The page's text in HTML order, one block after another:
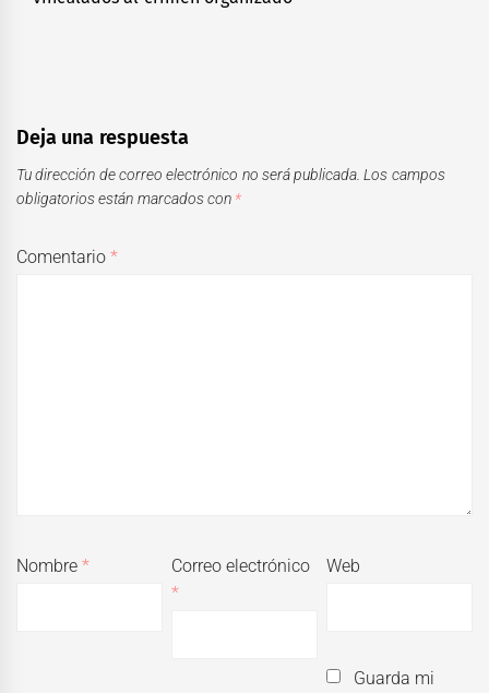
Deja una respuesta
Tu dirección de correo electrónico no será publicada. Los campos
obligatorios están marcados con *
Comentario*
Nombre*
Correo electrónico
*
Web
Guarda mi